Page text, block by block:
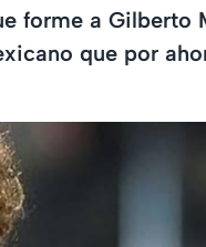
forme a Gilberto
que por